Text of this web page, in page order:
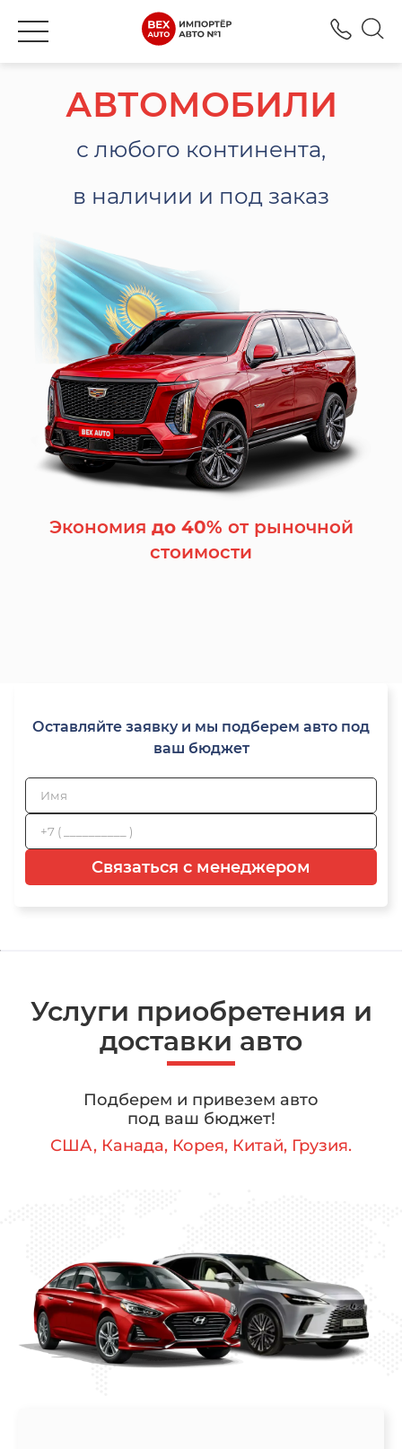
АВТОМОБИЛИ
с любого континента,
в наличии и под заказ
Экономия до 40% от рыночной
стоимости
Оставляйте заявку и мы подберем авто под
ваш бюджет
Связаться с менеджером
Услуги приобретения и
доставки авто
Подберем и привезем авто
под ваш бюджет!
США, Канада, Корея, Китай, Грузия.